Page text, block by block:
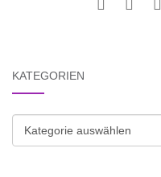
KATEGORIEN
Kategorien